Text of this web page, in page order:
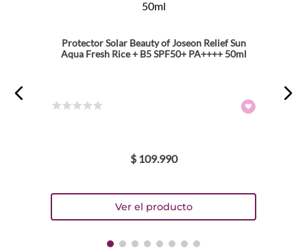
Dirección de email
Escribe un comentario
ENVIAR COMENTARIO
Protector Solar Beauty of Joseon Relief Sun
Aqua Fresh Rice + B5 SPF50+ PA++++ 50ml
$ 109.990